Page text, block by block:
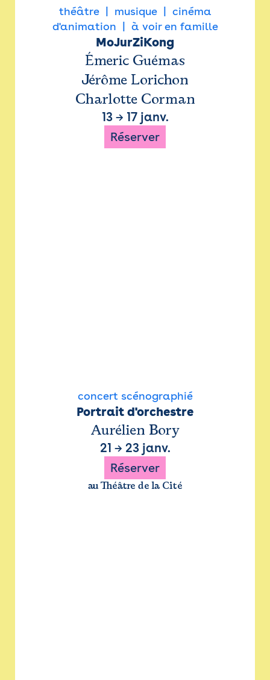
théâtre musique
cinéma
d'animation
à voir en famille
MoJurZiKong
Émeric Guémas
Jérôme Lorichon
Charlotte Corman
13→ 17 janv.
Réserver
concert scénographié
Portrait d'orchestre
Aurélien Bory
21 → 23 janv.
Réserver
au Théâtre de la Cité